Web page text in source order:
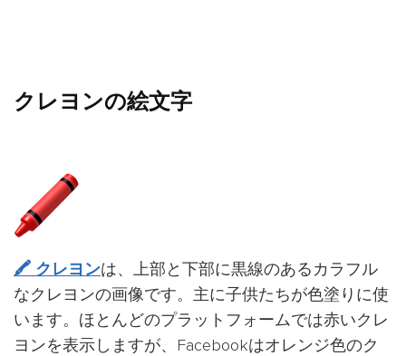
クレヨンの絵文字
🖍️ クレヨンは、上部と下部に黒線のあるカラフル
なクレヨンの画像です。主に子供たちが色塗りに使
います。ほとんどのプラットフォームでは赤いクレ
ヨンを表示しますが、Facebookはオレンジ色のク